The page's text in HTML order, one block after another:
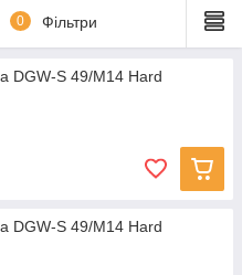
0 Фільтри
DGW-S 49/M14 Hard
DGW-S 49/M14 Hard